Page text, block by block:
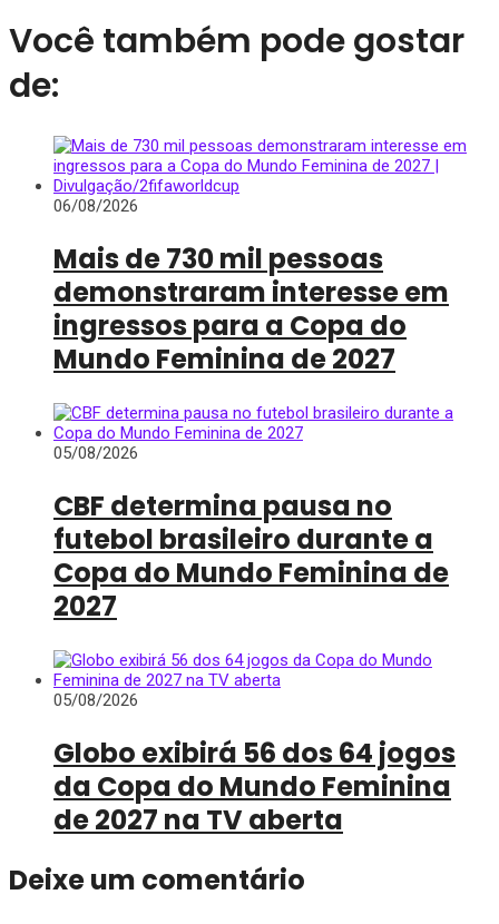
Você também pode gostar
de:
06/08/2026
Mais de 730 mil pessoas
demonstraram interesse em
ingressos para a Copa do
Mundo Feminina de 2027
05/08/2026
CBF determina pausa no
futebol brasileiro durante a
Copa do Mundo Feminina de
2027
05/08/2026
Globo exibirá 56 dos 64 jogos
da Copa do Mundo Feminina
de 2027 na TV aberta
Deixe um comentário